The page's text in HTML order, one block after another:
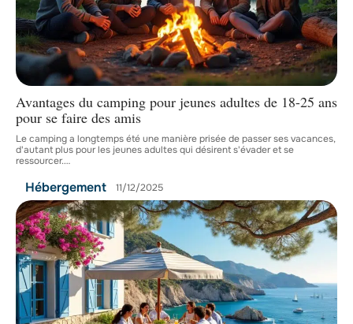
Avantages du camping pour jeunes adultes de 18-25 ans
pour se faire des amis
Le camping a longtemps été une manière prisée de passer ses vacances,
d'autant plus pour les jeunes adultes qui désirent s'évader et se
ressourcer.…
Hébergement 11/12/2025